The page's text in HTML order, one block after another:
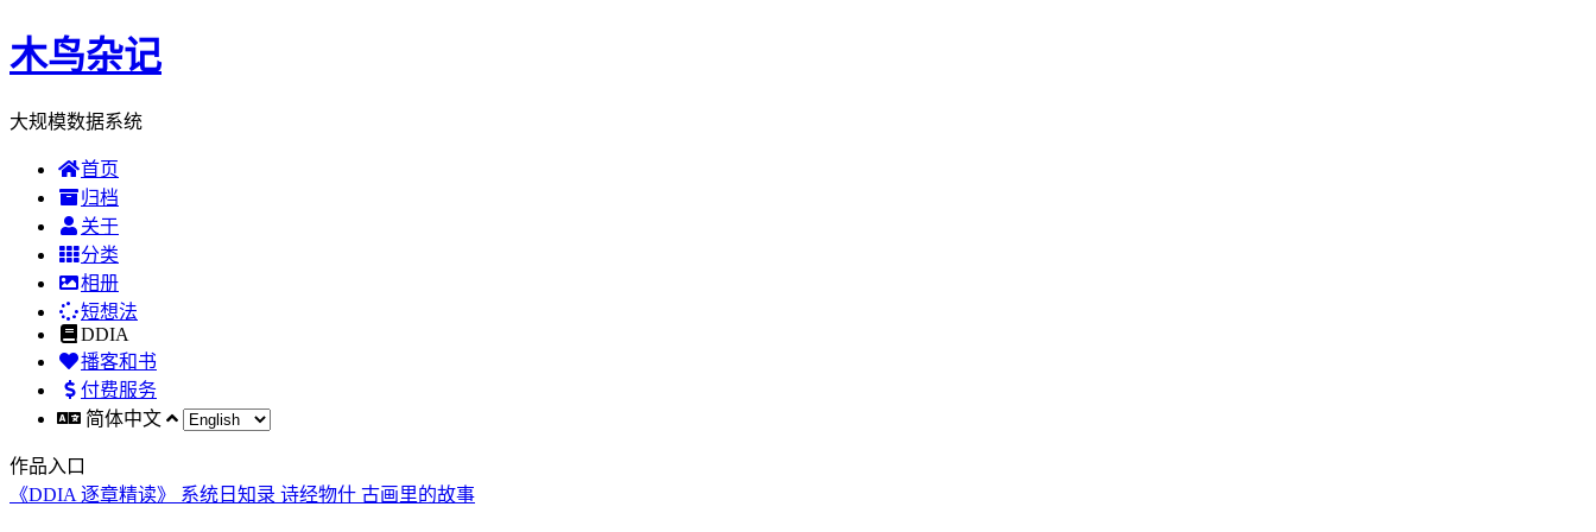
木鸟杂记
大规模数据系统
首页
归档
关于
分类
相册
短想法
DDIA
播客和书
付费服务
简体中文
作品入口
《DDIA 逐章精读》 系统日知录 诗经物什 古画里的故事